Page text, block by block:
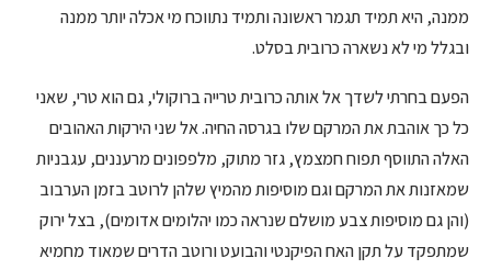
ממנה, היא תמיד תגמר ראשונה ותמיד נתווכח מי אכלה יותר ממנה
ובגלל מי לא נשארה כרובית בסלט.
הפעם בחרתי לשדך אל אותה כרובית טרייה ברוקולי, גם הוא טרי, שאני
כל כך אוהבת את המרקם שלו בגרסה החיה. אל שני הירקות האהובים
האלה התווסף תפוח חמצמץ, גזר מתוק, מלפפונים מרעננים, עגבניות
שמאזנות את המרקם וגם מוסיפות מהמיץ שלהן לרוטב בזמן הערבוב
(והן גם מוסיפות צבע מושלם שנראה כמו יהלומים אדומים), בצל ירוק
שמתפקד על תקן האח הפיקנטי והבועט ורוטב הדרים שמאוד מחמיא